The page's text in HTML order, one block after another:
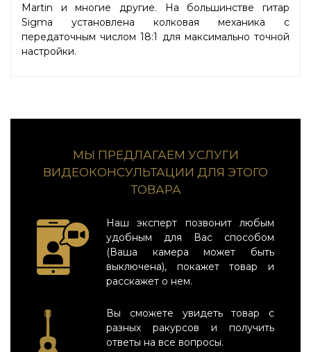
Martin и многие другие. На большинстве гитар
Sigma установлена колковая механика с
передаточным числом 18:1 для максимально точной
настройки.
МЫ ПРЕДЛАГАЕМ УСЛУГИ
ВИДЕОКОНСУЛЬТАЦИИ ДЛЯ ЭТОГО
ТОВАРА
Наш эксперт позвонит любым
удобным для Вас способом
(Ваша камера может быть
выключена), покажет товар и
расскажет о нем.
Вы сможете увидеть товар с
разных ракурсов и получить
ответы на все вопросы.